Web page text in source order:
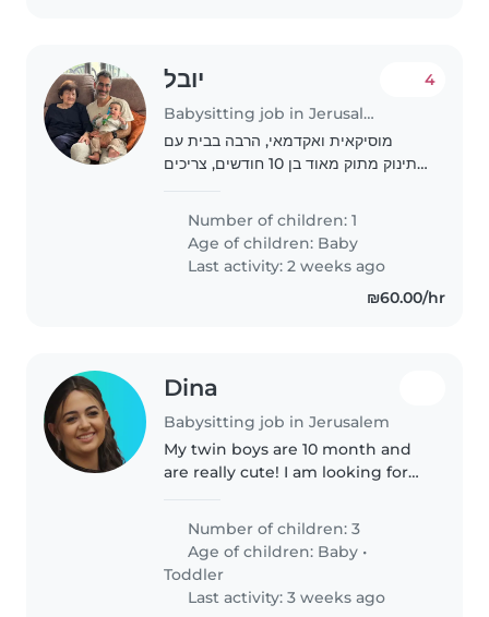
יובל
Babysitting job in Jerusalem
4
מוסיקאית ואקדמאי, הרבה בבית עם
תינוק מתוק מאוד בן 10 חודשים, צריכים
Number of children: 1
Age of children: Baby
Last activity: 2 weeks ago
₪60.00/hr
Dina
Babysitting job in Jerusalem
My twin boys are 10 month and
are really cute! I am looking for
them. She can also take them
out to the park. She should be
able..
Number of children: 3
Age of children: Baby •
Toddler
Last activity: 3 weeks ago